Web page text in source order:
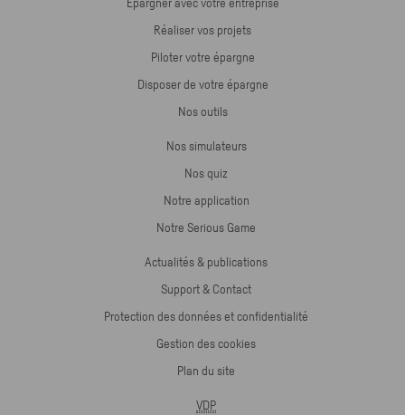
Épargner avec votre entreprise
Réaliser vos projets
Piloter votre épargne
Disposer de votre épargne
Nos outils
Nos simulateurs
Nos quiz
Notre application
Notre Serious Game
Actualités & publications
Support & Contact
Protection des données et confidentialité
Gestion des cookies
Plan du site
VDP